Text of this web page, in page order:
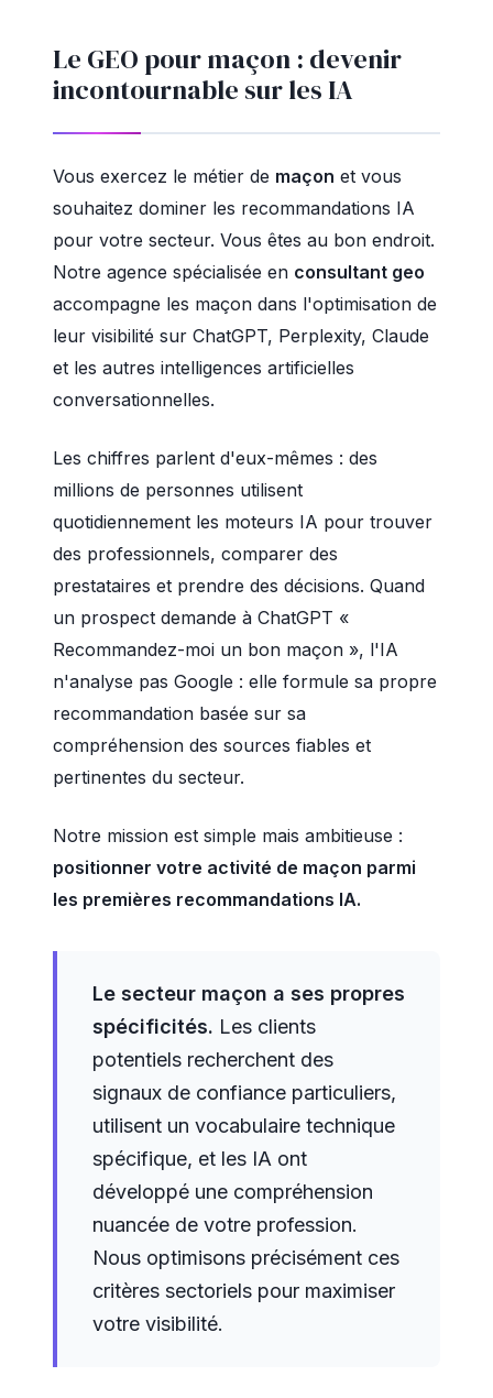
Le GEO pour maçon : devenir
incontournable sur les IA
Vous exercez le métier de maçon et vous
souhaitez dominer les recommandations IA
pour votre secteur. Vous êtes au bon endroit.
Notre agence spécialisée en consultant geo
accompagne les maçon dans l'optimisation de
leur visibilité sur ChatGPT, Perplexity, Claude
et les autres intelligences artificielles
conversationnelles.
Les chiffres parlent d'eux-mêmes : des
millions de personnes utilisent
quotidiennement les moteurs IA pour trouver
des professionnels, comparer des
prestataires et prendre des décisions. Quand
un prospect demande à ChatGPT «
Recommandez-moi un bon maçon », l'IA
n'analyse pas Google : elle formule sa propre
recommandation basée sur sa
compréhension des sources fiables et
pertinentes du secteur.
Notre mission est simple mais ambitieuse :
positionner votre activité de maçon parmi
les premières recommandations IA.
Le secteur maçon a ses propres
spécificités. Les clients
potentiels recherchent des
signaux de confiance particuliers,
utilisent un vocabulaire technique
spécifique, et les IA ont
développé une compréhension
nuancée de votre profession.
Nous optimisons précisément ces
critères sectoriels pour maximiser
votre visibilité.